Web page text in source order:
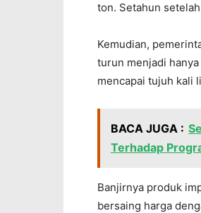
ton. Setahun
Kemudian,
turun menjadi
mencapai tujuh kali
BACA JUGA :
Terhadap
Banjirnya produk
bersaing harga